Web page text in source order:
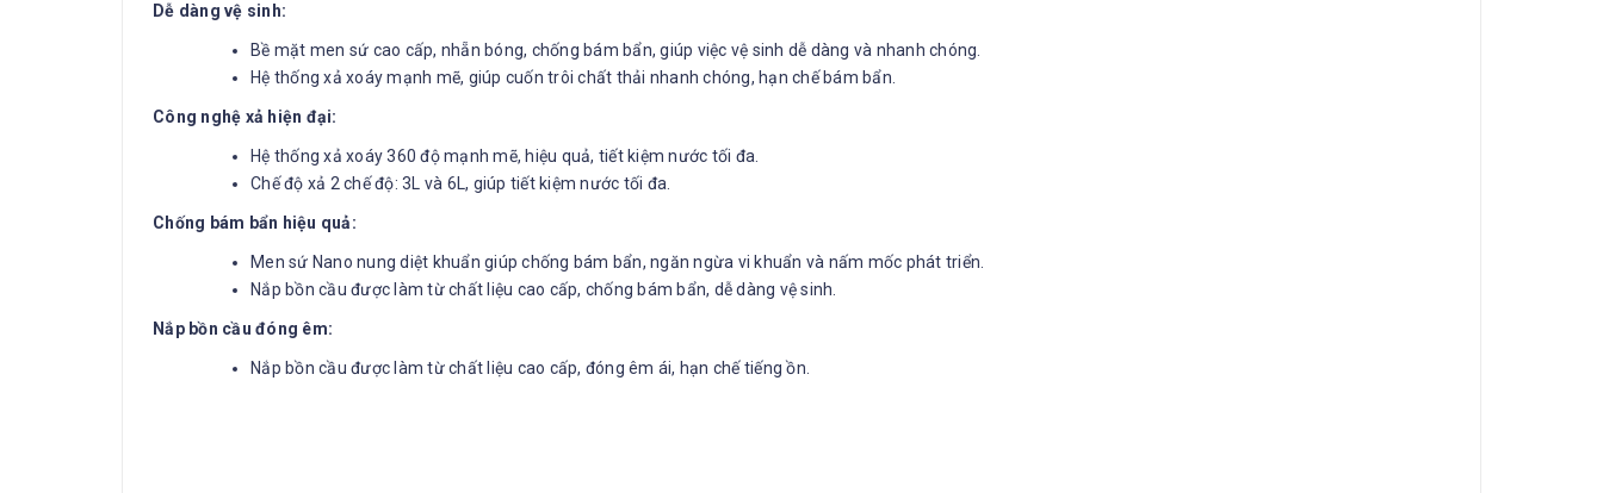
Dễ dàng vệ sinh:
Bề mặt men sứ cao cấp, nhẵn bóng, chống bám bẩn, giúp việc vệ sinh dễ dàng và nhanh chóng.
Hệ thống xả xoáy mạnh mẽ, giúp cuốn trôi chất thải nhanh chóng, hạn chế bám bẩn.
Công nghệ xả hiện đại:
Hệ thống xả xoáy 360 độ mạnh mẽ, hiệu quả, tiết kiệm nước tối đa.
Chế độ xả 2 chế độ: 3L và 6L, giúp tiết kiệm nước tối đa.
Chống bám bẩn hiệu quả:
Men sứ Nano nung diệt khuẩn giúp chống bám bẩn, ngăn ngừa vi khuẩn và nấm mốc phát triển.
Nắp bồn cầu được làm từ chất liệu cao cấp, chống bám bẩn, dễ dàng vệ sinh.
Nắp bồn cầu đóng êm:
Nắp bồn cầu được làm từ chất liệu cao cấp, đóng êm ái, hạn chế tiếng ồn.